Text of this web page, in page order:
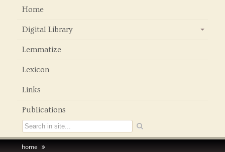
Home
Digital Library
Lemmatize
Lexicon
Links
Publications
home